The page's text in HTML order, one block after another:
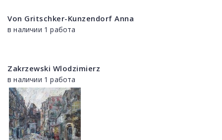
Von Gritschker-Kunzendorf Anna
в наличии 1 работа
Zakrzewski Wlodzimierz
в наличии 1 работа